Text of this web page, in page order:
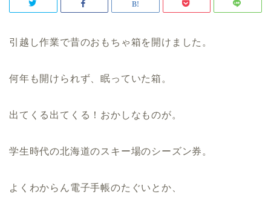
引越し作業で昔のおもちゃ箱を開けました。
何年も開けられず、眠っていた箱。
出てくる出てくる！おかしなものが。
学生時代の北海道のスキー場のシーズン券。
よくわからん電子手帳のたぐいとか、